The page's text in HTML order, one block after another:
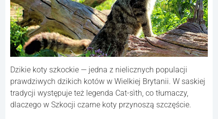
Dzikie koty szkockie — jedna z nielicznych populacji
prawdziwych dzikich kotów w Wielkiej Brytanii. W saskiej
tradycji występuje też legenda Cat-sìth, co tłumaczy,
dlaczego w Szkocji czarne koty przynoszą szczęście.